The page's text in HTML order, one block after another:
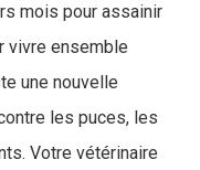
mois pour assainir
vivre ensemble
une nouvelle
les puces, les
Votre vétérinaire